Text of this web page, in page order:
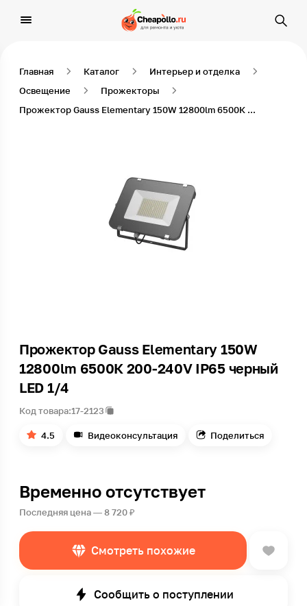
Главная Каталог
Интерьер и отделка
Освещение
Прожекторы
Прожектор Gauss Elementary 150W 12800lm 6500К 200-240V IP65 черный LED 1/4
Прожектор Gauss Elementary 150W
12800lm 6500К 200-240V IP65 черный
LED 1/4
Код товара:17-2123
4.5 Видеоконсультация Поделиться
Временно отсутствует
Последняя цена — 8 720 ₽
Смотреть похожие
Сообщить о поступлении